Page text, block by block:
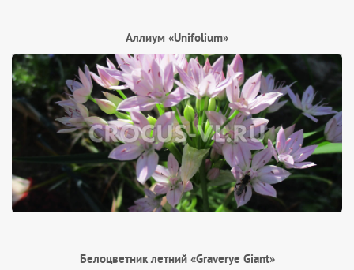
Аллиум «Unifolium»
Белоцветник летний «Graverye Giant»